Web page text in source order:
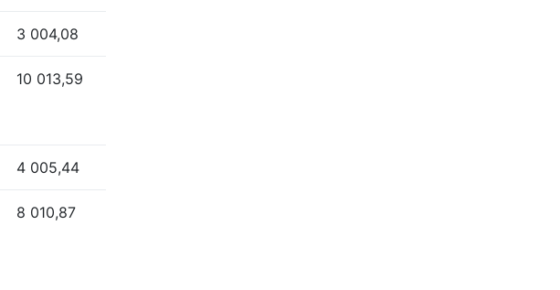
3 004,08
10 013,59
4 005,44
8 010,87